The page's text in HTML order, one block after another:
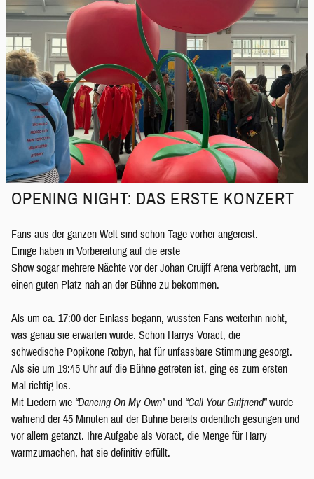
OPENING NIGHT: DAS ERSTE KONZERT
Fans aus der ganzen Welt sind schon Tage vorher angereist.
Einige haben in Vorbereitung auf die erste
Show sogar mehrere Nächte vor der Johan Cruijff Arena verbracht, um
einen guten Platz nah an der Bühne zu bekommen.
Als um ca. 17:00 der Einlass begann, wussten Fans weiterhin nicht,
was genau sie erwarten würde. Schon Harrys Voract, die
schwedische Popikone Robyn, hat für unfassbare Stimmung gesorgt.
Als sie um 19:45 Uhr auf die Bühne getreten ist, ging es zum ersten
Mal richtig los.
Mit Liedern wie “Dancing On My Own”und “Call Your Girlfriend”wurde
während der 45 Minuten auf der Bühne bereits ordentlich gesungen und
vor allem getanzt. Ihre Aufgabe als Voract, die Menge für Harry
warmzumachen, hat sie definitiv erfüllt.